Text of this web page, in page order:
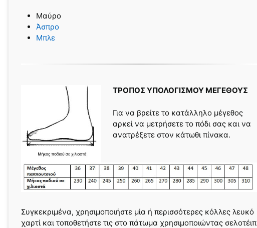
Mαύρο
Άσπρο
Μπλε
ΤΡΟΠΟΣ ΥΠΟΛΟΓΙΣΜΟΥ ΜΕΓΕΘΟΥΣ
Για να βρείτε το κατάλληλο μέγεθος
αρκεί να μετρήσετε το πόδι σας και να
ανατρέξετε στον κάτωθι πίνακα.
Συγκεκριμένα, χρησιμοποιήστε μία ή περισσότερες κόλλες λευκό
χαρτί και τοποθετήστε τις στο πάτωμα χρησιμοποιώντας σελοτέιπ